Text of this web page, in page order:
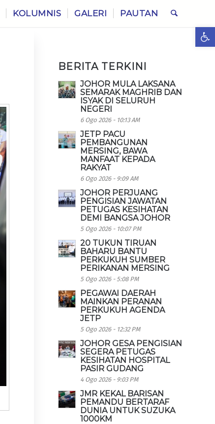
KOLUMNIS GALERI PAUTAN
BERITA TERKINI
JOHOR MULA LAKSANA
SEMARAK MAGHRIB DAN
ISYAK DI SELURUH
NEGERI
6 Ogo 2026 - 10:13 AM
JETP PACU
PEMBANGUNAN
MERSING, BAWA
MANFAAT KEPADA
RAKYAT
6 Ogo 2026 - 9:09 AM
JOHOR PERJUANG
PENGISIAN JAWATAN
PETUGAS KESIHATAN
DEMI BANGSA JOHOR
5 Ogo 2026 - 10:07 PM
20 TUKUN TIRUAN
BAHARU BANTU
PERKUKUH SUMBER
PERIKANAN MERSING
5 Ogo 2026 - 5:08 PM
PEGAWAI DAERAH
MAINKAN PERANAN
PERKUKUH AGENDA
JETP
5 Ogo 2026 - 12:32 PM
JOHOR GESA PENGISIAN
SEGERA PETUGAS
KESIHATAN HOSPITAL
PASIR GUDANG
4 Ogo 2026 - 9:03 PM
JMR KEKAL BARISAN
PEMANDU BERTARAF
DUNIA UNTUK SUZUKA
1000KM